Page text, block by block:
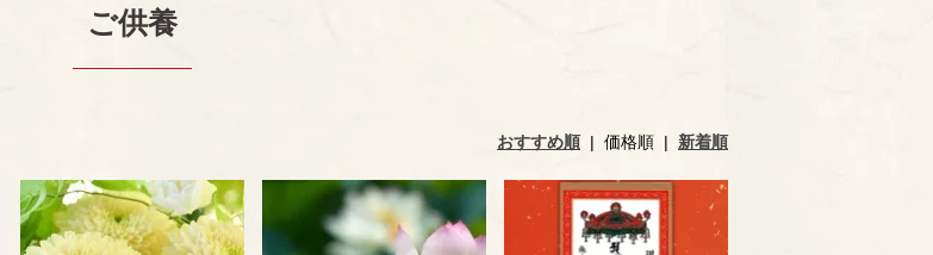
ご供養
おすすめ順| 価格順 | 新着順